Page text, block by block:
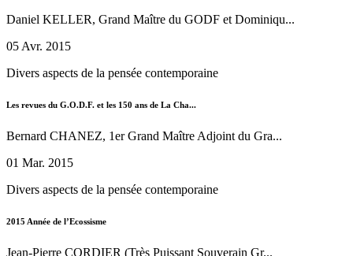
Daniel KELLER, Grand Maître du GODF et Dominiqu...
05 Avr. 2015
Divers aspects de la pensée contemporaine
Les revues du G.O.D.F. et les 150 ans de La Cha...
Bernard CHANEZ, 1er Grand Maître Adjoint du Gra...
01 Mar. 2015
Divers aspects de la pensée contemporaine
2015 Année de l’Ecossisme
Jean-Pierre CORDIER (Très Puissant Souverain Gr...